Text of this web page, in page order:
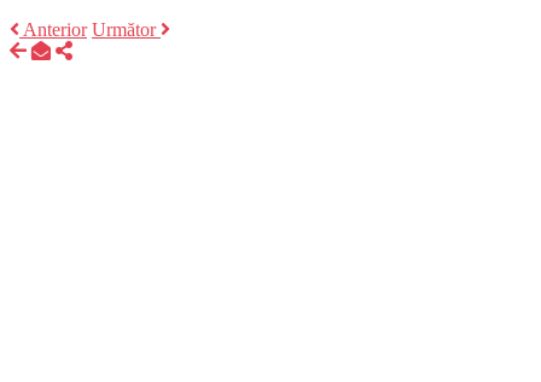
Anterior Următor